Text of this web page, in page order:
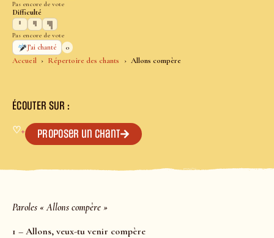
Accueil Répertoire des chants Allons compère
Pas encore de vote
Difficulté
Pas encore de vote
J’ai chanté
0
ÉCOUTER SUR :
♡+ Proposer un chant
Paroles « Allons compère »
1 – Allons, veux-tu venir compère